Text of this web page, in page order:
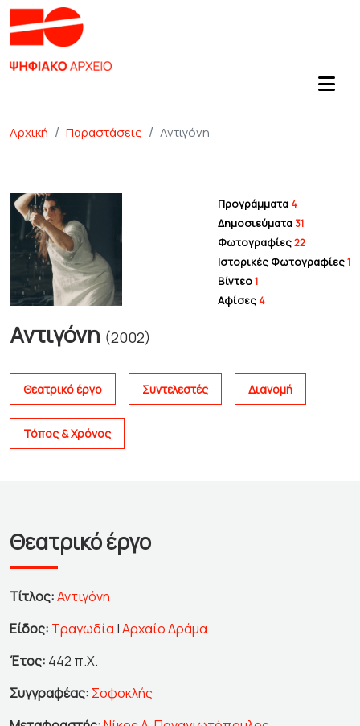
Αρχική Παραστάσεις Αντιγόνη
Προγράμματα 4
Δημοσιεύματα 31
Φωτογραφίες 22
Ιστορικές Φωτογραφίες 1
Βίντεο 1
Αφίσες 4
Αντιγόνη (2002)
Θεατρικό έργο Συντελεστές Διανομή
Τόπος & Χρόνος
Θεατρικό έργο
Τίτλος:Αντιγόνη
Είδος: Τραγωδία |Αρχαίο Δράμα
Έτος: 442 π.Χ.
Συγγραφέας: Σοφοκλής